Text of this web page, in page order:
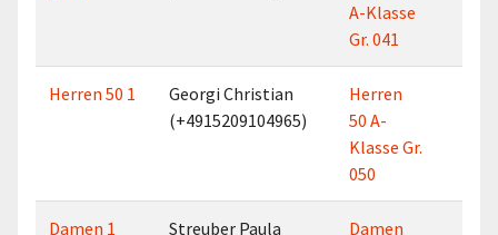
A-Klasse
Gr. 041
Herren 50 1
Georgi Christian
(+4915209104965)
Herren
50 A-
Klasse Gr.
050
Damen 1
Streuber Paula
Damen